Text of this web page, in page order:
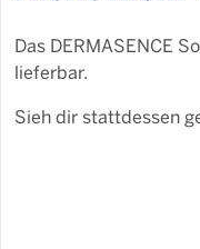
Das DERMASENCE
lieferbar.
Sieh dir stattdessen